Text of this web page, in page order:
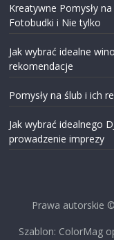
Kreatywne Pomysły
Fotobudki i Nie tylko
Jak wybrać idealne
rekomendacje
Pomysły na ślub i ich
Jak wybrać idealnego
prowadzenie imprezy
Prawa autorskie
Szablon: ColorMag